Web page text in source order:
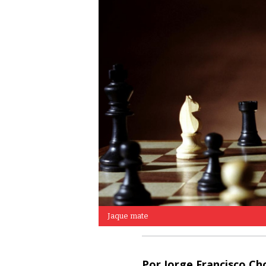
Jaque mate